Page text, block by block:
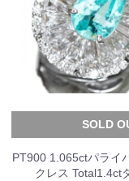
SOLD
PT900 1.065ctパライ
クレス Total1.4ct